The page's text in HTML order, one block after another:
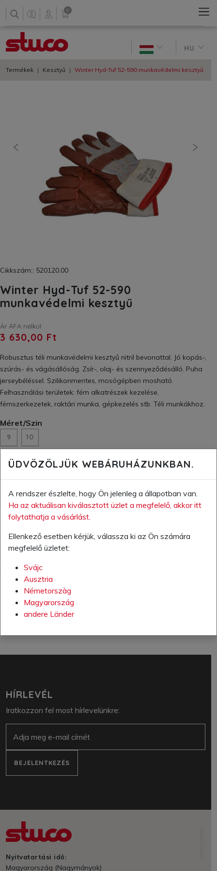
0
HU
Termékek Kesztyű Winter Hyd-Tuf 52-590 munkavédelmi kesztyű
előző
Cikkszám:: 520120.00
Winter Hyd-Tuf 52-590
munkavédelmi kesztyű
Ár ÁFA nélkül:
3 630,00 Ft
Robusztus téli munkavédelmi kesztyű nitril bevonattal. Jó kopás-,
szúrás- és vágásállóság. Zsír-, olaj- és szennyeződésálló. Puha
jerseybéléssel. Szilikonmentes, mosógépben mosható.
Felhasználási területek: fém alkatrészek kezelése,
fémszerkezetek, raktári munka, gépkezelés stb. Téli munkákhoz.
Méret/Szin
9 10
KOSÁRBA
A KÍVÁNSÁGLISTÁRA
Elérhetőség: Rendelésre
TOVÀBBI INFORMÁCIÓK (PDF)
További információ a termékről
HÍRLEVÉL
Iratkozzon fel most hírlevelünkre:
BEJELENTKEZÉS
Nyitvatartási idő:
Magyarország (Nagymányok)
ÜDVÖZÖLJÜK WEBÁRUHÁZUNKBAN.
A rendszer észlelte, hogy Ön jelenleg a állapotban van.
Ha az aktuálisan kiválasztott üzlet a megfelelő, akkor itt
folytathatja a vásárlást.
Ellenkező esetben kérjük, válassza ki az Ön számára
megfelelő üzletet:
Svájc
Ausztria
Németorszàg
Magyarország
andere Länder